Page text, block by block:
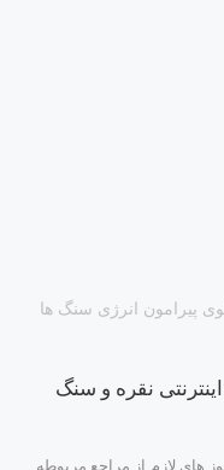
پیرامون انرژی سنگ ها
نقره و سنگ
های لازم از مراجع مربوطه